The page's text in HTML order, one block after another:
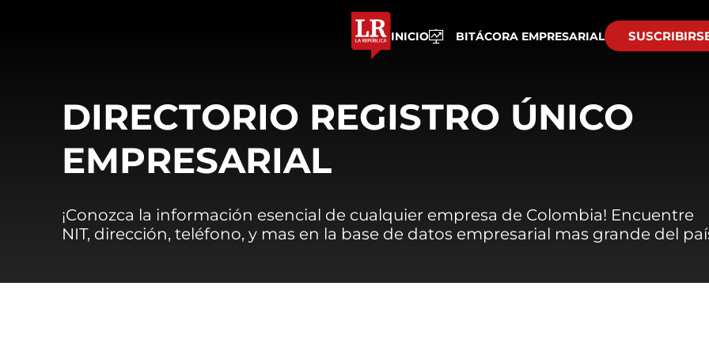
INICIO BITÁCORA EMPRESARIAL
DIRECTORIO REGISTRO ÚNICO
EMPRESARIAL
¡Conozca la información esencial de cualquier empresa de Colombia! Encuentre
NIT, dirección, teléfono, y mas en la base de datos empresarial mas grande del